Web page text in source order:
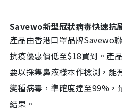
Savewo新型冠狀病毒快速抗
產品由香港口罩品牌Savewo
抗疫優惠價低至$18買到。產
要以採集鼻液樣本作檢測，
變種病毒，準確度達至99%，
結果。